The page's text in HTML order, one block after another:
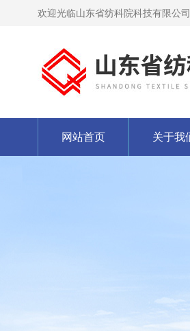
欢迎光临山东省纺科院科技有限公司
网站首页 关于我